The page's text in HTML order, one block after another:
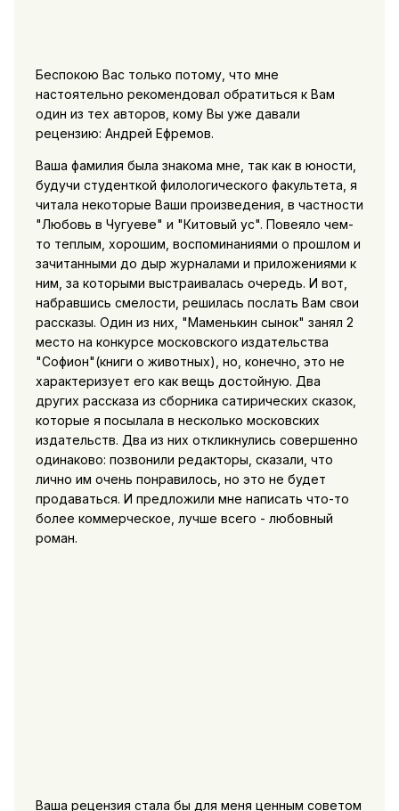
Беспокою Вас только потому, что мне
настоятельно рекомендовал обратиться к Вам
один из тех авторов, кому Вы уже давали
рецензию: Андрей Ефремов.
Ваша фамилия была знакома мне, так как в юности,
будучи студенткой филологического факультета, я
читала некоторые Ваши произведения, в частности
"Любовь в Чугуеве" и "Китовый ус". Повеяло чем-
то теплым, хорошим, воспоминаниями о прошлом и
зачитанными до дыр журналами и приложениями к
ним, за которыми выстраивалась очередь. И вот,
набравшись смелости, решилась послать Вам свои
рассказы. Один из них, "Маменькин сынок" занял 2
место на конкурсе московского издательства
"Софион"(книги о животных), но, конечно, это не
характеризует его как вещь достойную. Два
других рассказа из сборника сатирических сказок,
которые я посылала в несколько московских
издательств. Два из них откликнулись совершенно
одинаково: позвонили редакторы, сказали, что
лично им очень понравилось, но это не будет
продаваться. И предложили мне написать что-то
более коммерческое, лучше всего - любовный
роман.
Ваша рецензия стала бы для меня ценным советом